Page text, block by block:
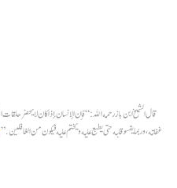
غفلته، وربما يقسو قلبه حتى يطبع عليه ويختم عليه فيكون من الغافلين.”